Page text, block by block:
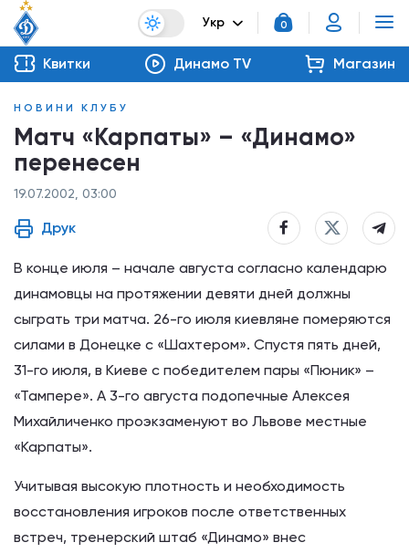
Укр 0
Квитки Динамо TV Магазин
НОВИНИ КЛУБУ
Матч «Карпаты» – «Динамо»
перенесен
19.07.2002, 03:00
Друк
В конце июля – начале августа согласно календарю
динамовцы на протяжении девяти дней должны
сыграть три матча. 26-го июля киевляне померяются
силами в Донецке с «Шахтером». Спустя пять дней,
31-го июля, в Киеве с победителем пары «Пюник» –
«Тампере». А 3-го августа подопечные Алексея
Михайличенко проэкзаменуют во Львове местные
«Карпаты».
Учитывая высокую плотность и необходимость
восстановления игроков после ответственных
встреч, тренерский штаб «Динамо» внес